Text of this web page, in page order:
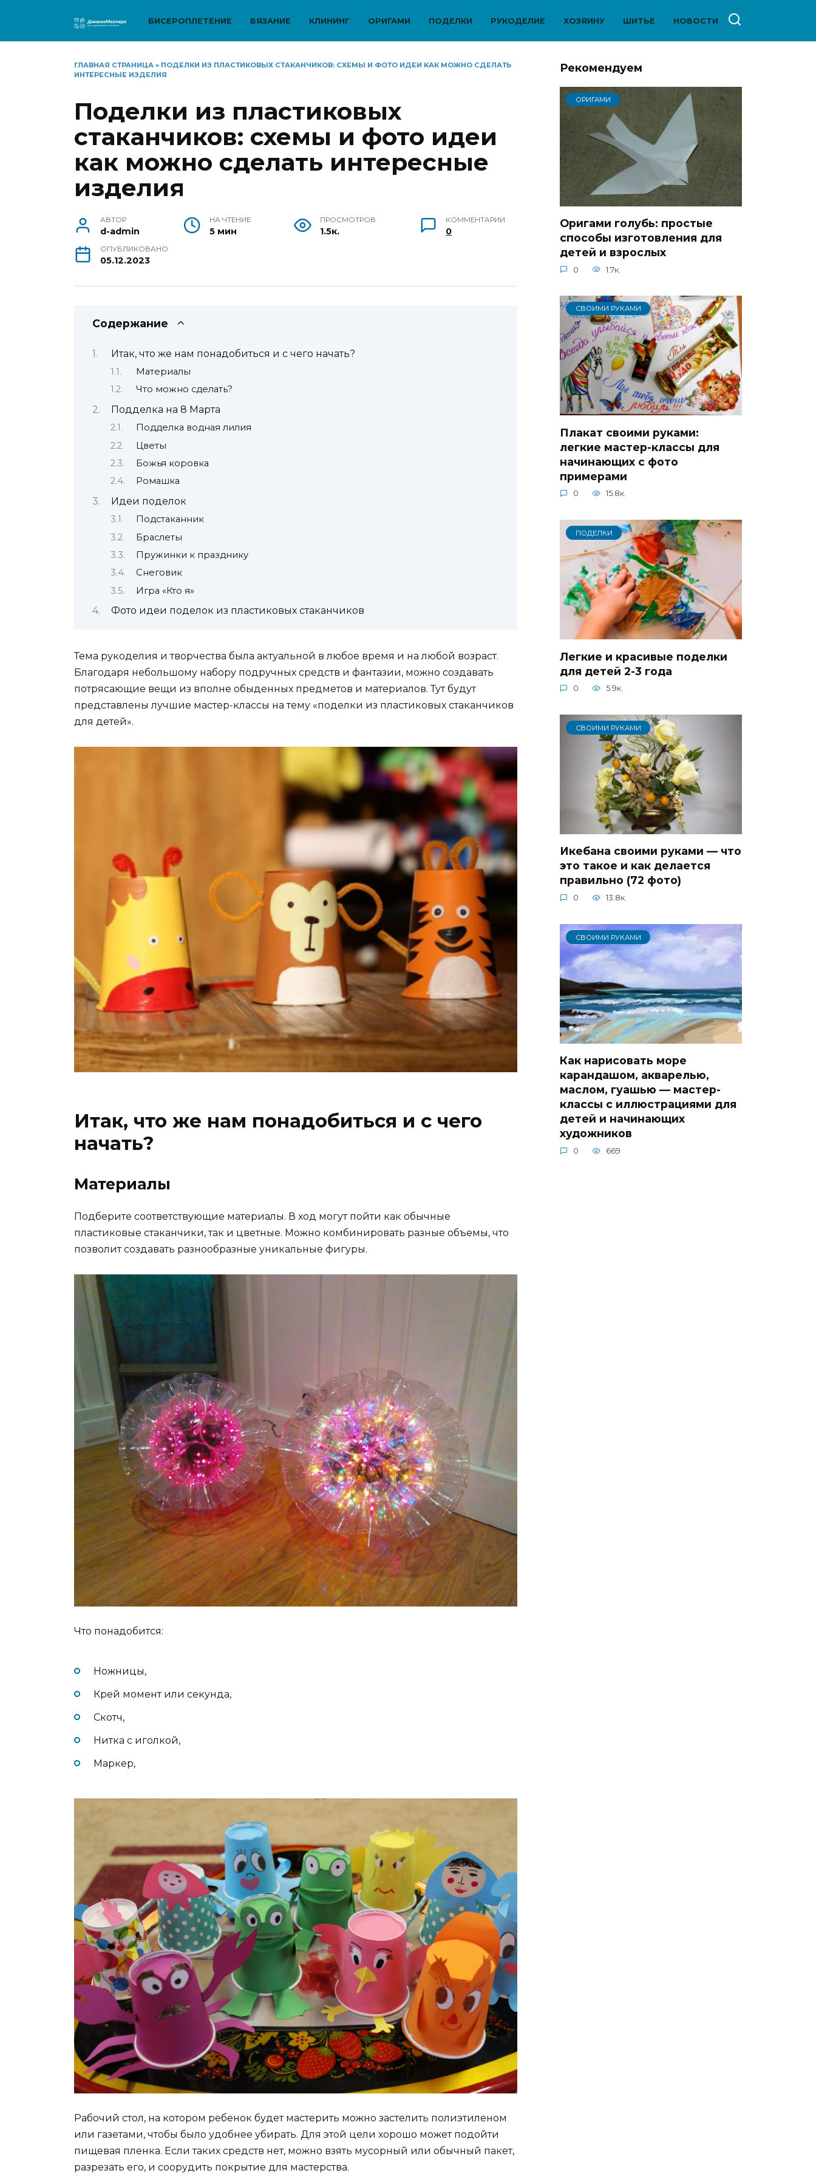
БИСЕРОПЛЕТЕНИЕ ВЯЗАНИЕ КЛИНИНГ ОРИГАМИ ПОДЕЛКИ РУКОДЕЛИЕ ХОЗЯИНУ ШИТЬЕ НОВОСТИ
ГЛАВНАЯ СТРАНИЦА » ПОДЕЛКИ ИЗ ПЛАСТИКОВЫХ СТАКАНЧИКОВ: СХЕМЫ И ФОТО ИДЕИ КАК МОЖНО СДЕЛАТЬ
ИНТЕРЕСНЫЕ ИЗДЕЛИЯ
Поделки из пластиковых
стаканчиков: схемы и фото идеи
как можно сделать интересные
изделия
АВТОР
d-admin
НА ЧТЕНИЕ
5 мин
ПРОСМОТРОВ
1.5к.
КОММЕНТАРИИ
0
ОПУБЛИКОВАНО
05.12.2023
Содержание
Итак, что же нам понадобиться и с чего начать?
Материалы
Что можно сделать?
Подделка на 8 Марта
Подделка водная лилия
Цветы
Божья коровка
Ромашка
Идеи поделок
Подстаканник
Браслеты
Пружинки к празднику
Снеговик
Игра «Кто я»
Фото идеи поделок из пластиковых стаканчиков
Тема рукоделия и творчества была актуальной в любое время и на любой возраст.
Благодаря небольшому набору подручных средств и фантазии, можно создавать
потрясающие вещи из вполне обыденных предметов и материалов. Тут будут
представлены лучшие мастер-классы на тему «поделки из пластиковых стаканчиков
для детей».
Итак, что же нам понадобиться и с чего
начать?
Материалы
Подберите соответствующие материалы. В ход могут пойти как обычные
пластиковые стаканчики, так и цветные. Можно комбинировать разные объемы, что
позволит создавать разнообразные уникальные фигуры.
Что понадобится:
Ножницы,
Крей момент или секунда,
Скотч,
Нитка с иголкой,
Маркер,
Рабочий стол, на котором ребенок будет мастерить можно застелить полиэтиленом
или газетами, чтобы было удобнее убирать. Для этой цели хорошо может подойти
пищевая пленка. Если таких средств нет, можно взять мусорный или обычный пакет,
разрезать его, и соорудить покрытие для мастерства.
Рекомендуем
ОРИГАМИ
Оригами голубь: простые
способы изготовления для
детей и взрослых
0 1.7к.
СВОИМИ РУКАМИ
Плакат своими руками:
легкие мастер-классы для
начинающих с фото
примерами
0 15.8к.
ПОДЕЛКИ
Легкие и красивые поделки
для детей 2-3 года
0 5.9к.
СВОИМИ РУКАМИ
Икебана своими руками — что
это такое и как делается
правильно (72 фото)
0 13.8к.
СВОИМИ РУКАМИ
Как нарисовать море
карандашом, акварелью,
маслом, гуашью — мастер-
классы с иллюстрациями для
детей и начинающих
художников
0 669